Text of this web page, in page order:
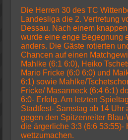
Die Herren 30 des TC
Landesliga die 2. Vertretung
Dessau. Nach einem
wurde eine enge Begegnung
anders. Die Gäste rotierten
Chancen auf einen
Mahlke (6:1 6:0), Heiko
Mario Fricke (6:0 6:0) und
6:1) sowie Mahlke/
Fricke/ Masanneck (6:4 6:1)
6:0- Erfolg. Am letzten
Stadtfest- Samstag ab 14 Uhr
gegen den Spitzenreiter
die ärgerliche 3:3 (6:6
wettzumachen.